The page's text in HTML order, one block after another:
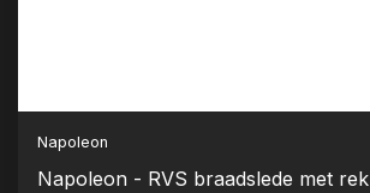
Napoleon
Napoleon - RVS braadslede met rek